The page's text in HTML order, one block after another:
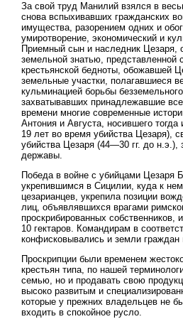
За свой труд Манилий взялся в
снова вспыхивавших гражданских
имущества, разорением одних и
умиротворение, экономический и
Приемный сын и наследник Цезаря,
земельной знатью,
крестьянской бедноты, обожавшей
земельные участки, полагавшиеся
кульминацией борьбы
захватывавших принадлежавшие
времени многие современные
Антония и Августа, носившего
19 лет во время убийства Цезаря),
убийства Цезаря (44—30 гг. до
державы.
Победа в войне с убийцами Цезаря
укрепившимся в Сицилии, куда к
цезарианцев, укрепила позиции
лиц, объявлявшихся врагами
проскрибированных
10 гектаров. Командирам в
конфисковывались и земли
Проскрипции были временем
крестьян типа, по нашей
семью, но и продавать свою
высоко развитым и
которые у прежних владельцев не
входить в спокойное русло.